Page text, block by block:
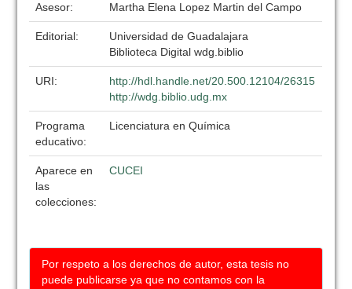
Asesor: Martha Elena Lopez Martin del Campo
Editorial:
Universidad de Guadalajara
Biblioteca Digital wdg.biblio
URI:
http://hdl.handle.net/20.500.12104/26315
http://wdg.biblio.udg.mx
Programa
educativo:
Licenciatura en Química
Aparece en
las
colecciones:
CUCEI
Por respeto a los derechos de autor, esta tesis no
puede publicarse ya que no contamos con la